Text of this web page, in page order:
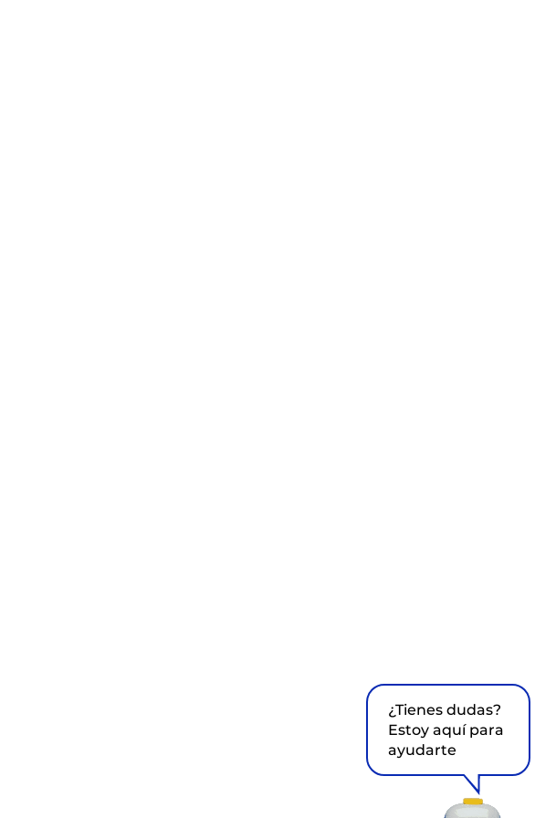
¿Tienes dudas?
Estoy aquí para
ayudarte